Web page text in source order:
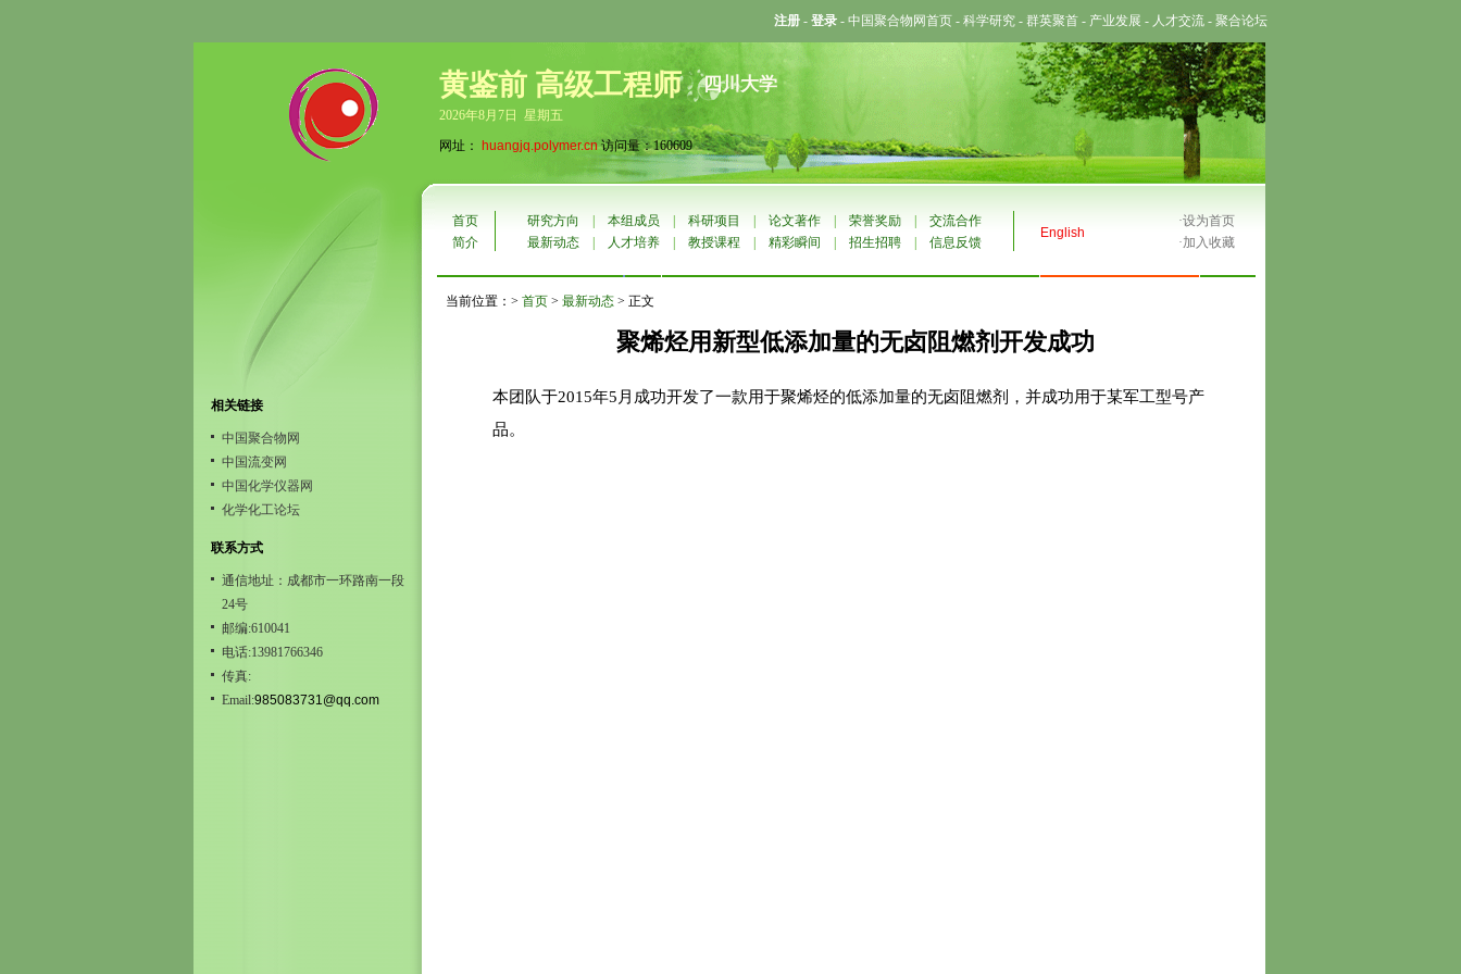
注册 - 登录 - 中国聚合物网首页 - 科学研究 - 群英聚首 - 产业发展 - 人才交流 - 聚合论坛
黄鉴前 高级工程师 四川大学
2026年8月7日 星期五
网址：
huangjq.polymer.cn访问量：160609
相关链接
中国聚合物网
中国流变网
中国化学仪器网
化学化工论坛
联系方式
通信地址：成都市一环路南一段
24号
邮编:610041
电话:13981766346
传真:
Email:985083731@qq.com
首页 研究方向 本组成员 科研项目 论文著作 荣誉奖励 交流合作
English
·设为首页
简介
最新动态 人才培养 教授课程 精彩瞬间 招生招聘 信息反馈 ·加入收藏
当前位置：> 首页 > 最新动态 > 正文
聚烯烃用新型低添加量的无卤阻燃剂开发成功
本团队于2015年5月成功开发了一款用于聚烯烃的低添加量的无卤阻燃剂，并成功用于某军工型号产
品。